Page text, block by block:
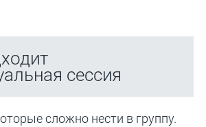
сессия
сложно нести в группу.